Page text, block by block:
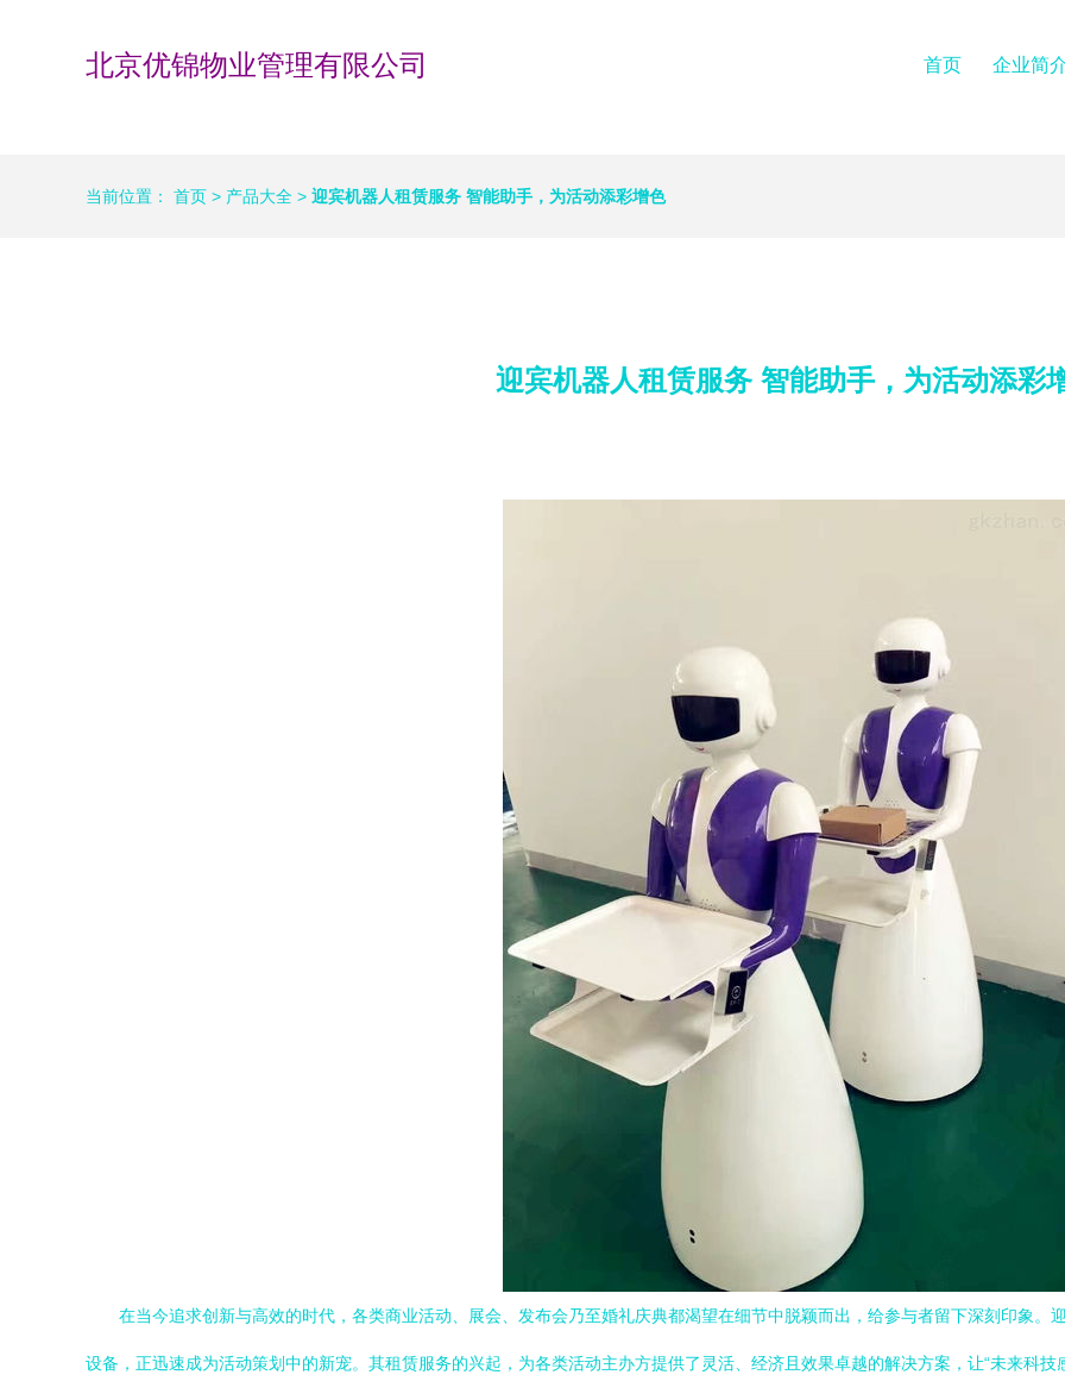
北京优锦物业管理有限公司 首页 企业简
当前位置： 首页 > 产品大全 > 迎宾机器人租赁服务 智能助手，为活动添彩增色
迎宾机器人租赁服务 智能助手，为活动添彩
在当今追求创新与高效的时代，各类商业活动、展会、发布会乃至婚礼庆典都渴望在细节中脱颖而出，给参与者留下深刻印象。
设备，正迅速成为活动策划中的新宠。其租赁服务的兴起，为各类活动主办方提供了灵活、经济且效果卓越的解决方案，让“未来科技